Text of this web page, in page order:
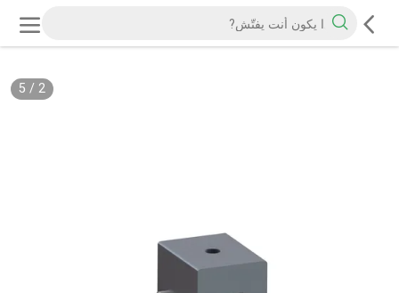
2
/
5